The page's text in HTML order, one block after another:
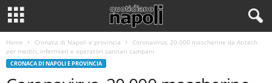
Home Cronaca di Napoli e provincia
Coronavirus, 20.000 mascherine da Atitech
per medici, infermieri e operatori sanitari campani
CRONACA DI NAPOLI E PROVINCIA